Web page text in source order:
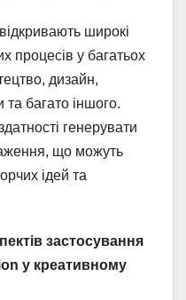
широкі
процесів у багатьох
дизайн,
та багато іншого.
генерувати
що можуть
ідей та
застосування
у креативному